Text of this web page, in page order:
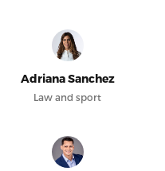
Adriana Sanchez
Law and sport